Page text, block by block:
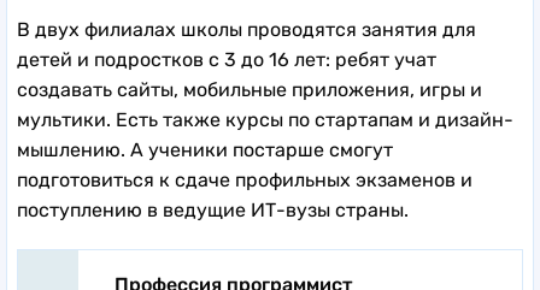
В двух филиалах школы проводятся занятия для
детей и подростков с 3 до 16 лет: ребят учат
создавать сайты, мобильные приложения, игры и
мультики. Есть также курсы по стартапам и дизайн-
мышлению. А ученики постарше смогут
подготовиться к сдаче профильных экзаменов и
поступлению в ведущие ИТ-вузы страны.
Профессия программист